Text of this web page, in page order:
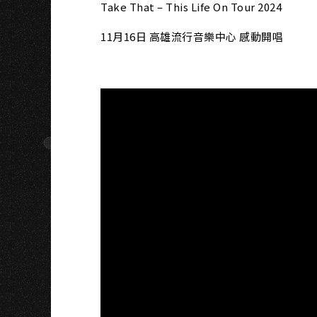
Take That – This Life On Tour 2024
11月16日 高雄流行音樂中心 感動開唱